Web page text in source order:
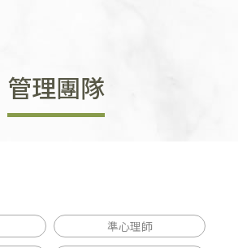
管理團隊
準心理師